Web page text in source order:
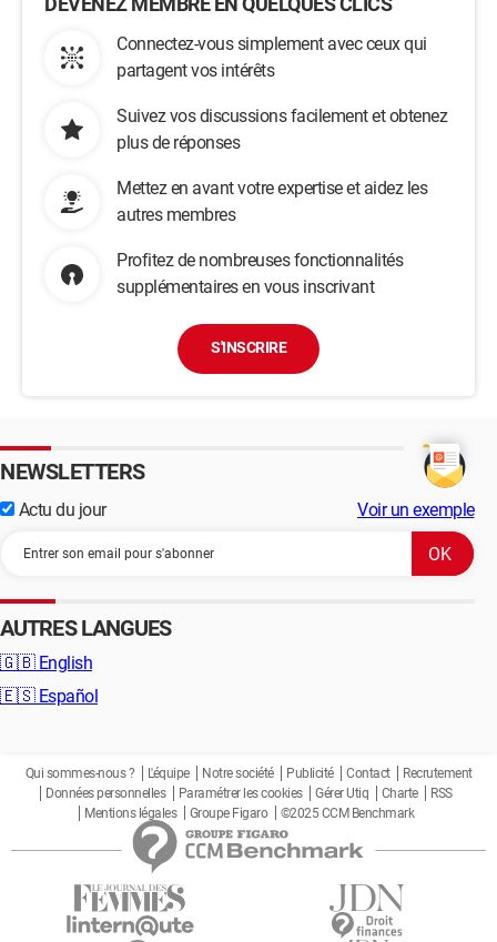
Connectez-vous simplement avec ceux qui
partagent vos intérêts
Suivez vos discussions facilement et obtenez
plus de réponses
Mettez en avant votre expertise et aidez les
autres membres
Profitez de nombreuses fonctionnalités
supplémentaires en vous inscrivant
S'INSCRIRE
NEWSLETTERS
Actu du jour Voir un exemple
AUTRES LANGUES
🇬🇧 English
🇪🇸 Español
Qui sommes-nous ? L'équipe Notre société Publicité Contact
Recrutement
Données personnelles
Paramétrer les cookies Gérer Utiq Charte
RSS
Mentions légales
Groupe Figaro ©2025 CCM Benchmark